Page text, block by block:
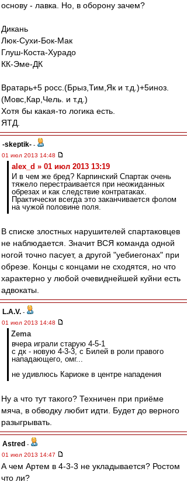
основу - лавка. Но, в оборону зачем?
Дикань
Люк-Сухи-Бок-Мак
Глуш-Коста-Хурадо
КК-Эме-ДК
Вратарь+5 росс.(Брыз,Тим,Як и т.д.)+5иноз.
(Мовс,Кар,Чель. и т.д.)
Хотя бы какая-то логика есть.
ЯТД.
-skeptik- -
01 июл 2013 14:48
alex_d » 01 июл 2013 13:19
И в чем же бред? Карпинский Спартак очень
тяжело перестраивается при неожиданных
обрезах и как следствие контратаках.
Практически всегда это заканчивается фолом
на чужой половине поля.
В списке злостных нарушителей спартаковцев
не наблюдается. Значит ВСЯ команда одной
ногой точно пасует, а другой "уебиегонах" при
обрезе. Концы с концами не сходятся, но что
характерно у любой очевиднейшей куйни есть
адвокаты.
L.А.V. -
01 июл 2013 14:48
Zema
вчера играли старую 4-5-1
с дк - новую 4-3-3, с Билей в роли правого
нападающего, омг...
не удивлюсь Кариоке в центре нападения
Ну а что тут такого? Техничен при приёме
мяча, в обводку любит идти. Будет до верного
разыгрывать.
Astred -
01 июл 2013 14:47
А чем Артем в 4-3-3 не укладывается? Ростом
что ли?